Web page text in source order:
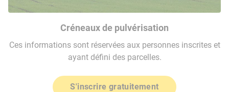
Créneaux de pulvérisation
Ces informations sont réservées aux personnes inscrites et
ayant défini des parcelles.
S'inscrire gratuitement